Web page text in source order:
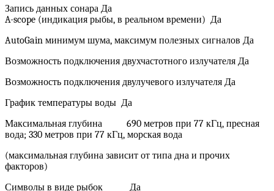
Запись данных сонара Да
A-scope (индикация рыбы, в реальном времени) Да
AutoGain минимум шума, максимум полезных сигналов Да
Возможность подключения двухчастотного излучателя Да
Возможность подключения двулучевого излучателя Да
График температуры воды Да
Максимальная глубина 690 метров при 77 кГц, пресная
вода; 330 метров при 77 кГц, морская вода
(максимальная глубина зависит от типа дна и прочих
факторов)
Символы в виде рыбок Да